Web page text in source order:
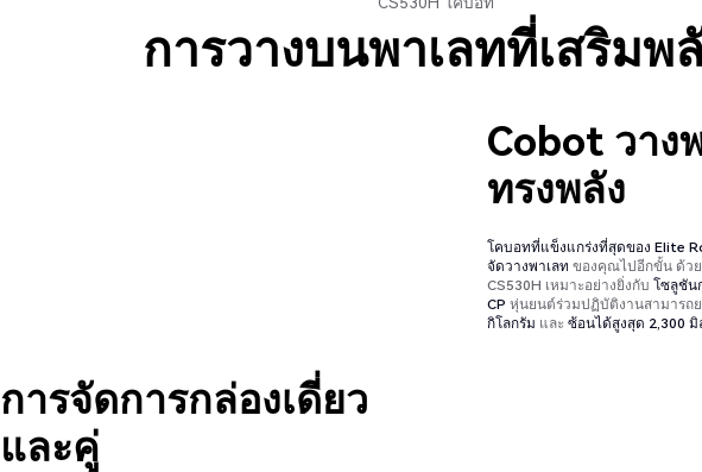
การวางบนพาเลทที่เสริมพ
Cobot วาง
ทรงพลัง
โคบอทที่แข็งแกร่งที่สุดของ Elite
จัดวางพาเลท ของคุณไปอีกขั้น ด้ว
CS530H เหมาะอย่างยิ่งกับโซลูชัน
CP หุ่นยนต์ร่วมปฏิบัติงานสามารถ
กิโลกรัม และซ้อนได้สูงสุด 2,300 มิ
การจัดการกล่องเดี่ยว
และคู่